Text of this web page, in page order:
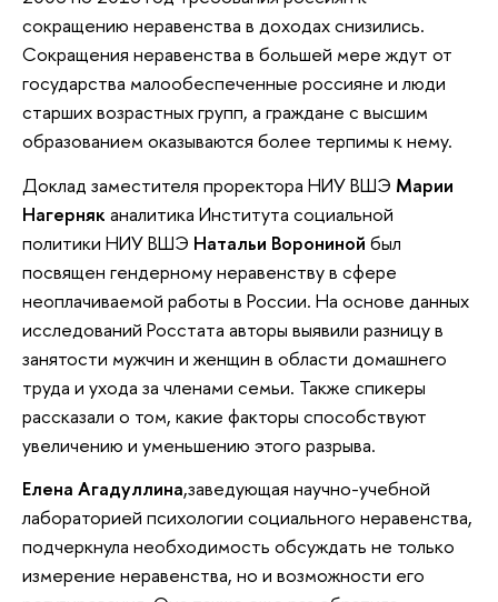
сокращению неравенства в доходах снизились.
Сокращения неравенства в большей мере ждут от
государства малообеспеченные россияне и люди
старших возрастных групп, а граждане с высшим
образованием оказываются более терпимы к нему.
Доклад заместителя проректора НИУ ВШЭ Марии
Нагерняк аналитика Института социальной
политики НИУ ВШЭ Натальи Ворониной был
посвящен гендерному неравенству в сфере
неоплачиваемой работы в России. На основе данных
исследований Росстата авторы выявили разницу в
занятости мужчин и женщин в области домашнего
труда и ухода за членами семьи. Также спикеры
рассказали о том, какие факторы способствуют
увеличению и уменьшению этого разрыва.
Елена Агадуллина,заведующая научно-учебной
лабораторией психологии социального неравенства,
подчеркнула необходимость обсуждать не только
измерение неравенства, но и возможности его